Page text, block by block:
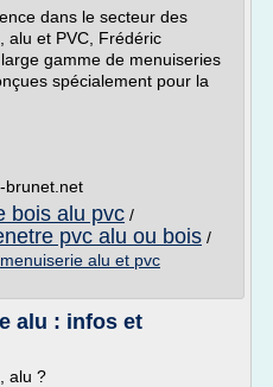
dans le secteur des
alu et PVC, Frédéric
gamme de menuiseries
spécialement pour la
brunet.net
bois alu pvc /
pvc alu ou bois /
menuiserie alu et pvc
alu : infos et
alu ?